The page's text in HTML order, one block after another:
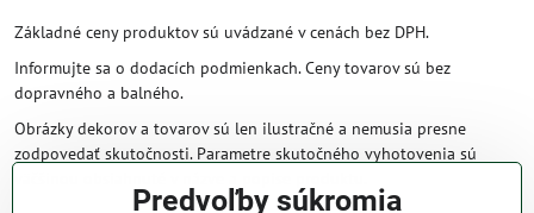
Základné ceny produktov sú uvádzané v cenách bez DPH.
Informujte sa o dodacích podmienkach. Ceny tovarov sú bez
dopravného a balného.
Obrázky dekorov a tovarov sú len ilustračné a nemusia presne
zodpovedať skutočnosti. Parametre skutočného vyhotovenia sú
Predvoľby súkromia